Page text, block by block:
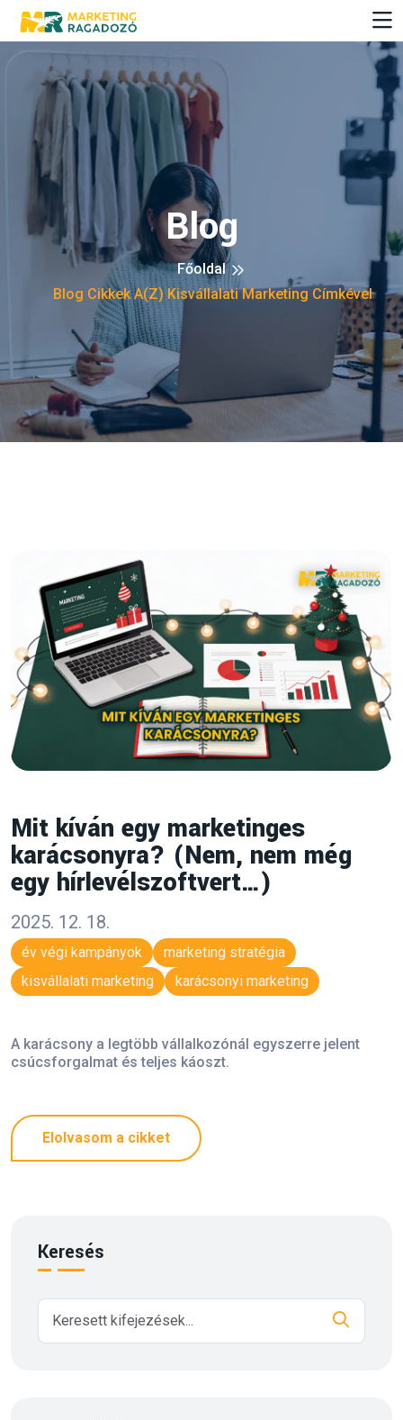
Blog
Főoldal
Blog Cikkek A(z) Kisvállalati Marketing Címkével
Mit kíván egy marketinges
karácsonyra? (Nem, nem még
egy hírlevélszoftvert…)
2025. 12. 18.
év végi kampányok
marketing stratégia
kisvállalati marketing
karácsonyi marketing
A karácsony a legtöbb vállalkozónál egyszerre jelent
csúcsforgalmat és teljes káoszt.
Elolvasom a cikket
Keresés